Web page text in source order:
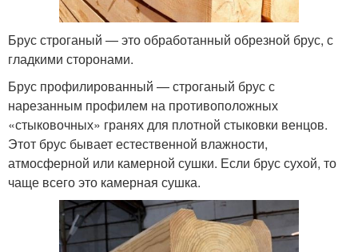
Брус строганый — это обработанный обрезной брус, с
гладкими сторонами.
Брус профилированный — строганый брус с
нарезанным профилем на противоположных
«стыковочных» гранях для плотной стыковки венцов.
Этот брус бывает естественной влажности,
атмосферной или камерной сушки. Если брус сухой, то
чаще всего это камерная сушка.